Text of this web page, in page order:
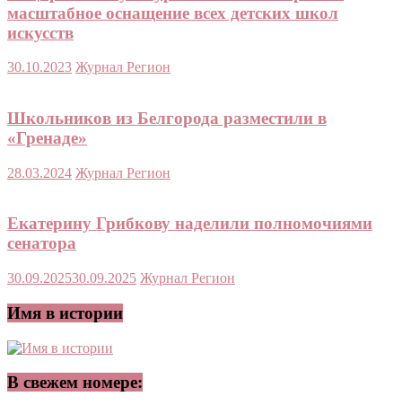
масштабное оснащение всех детских школ
искусств
30.10.2023 Журнал Регион
Школьников из Белгорода разместили в
«Гренаде»
28.03.2024 Журнал Регион
Екатерину Грибкову наделили полномочиями
сенатора
30.09.202530.09.2025 Журнал Регион
Имя в истории
В свежем номере: